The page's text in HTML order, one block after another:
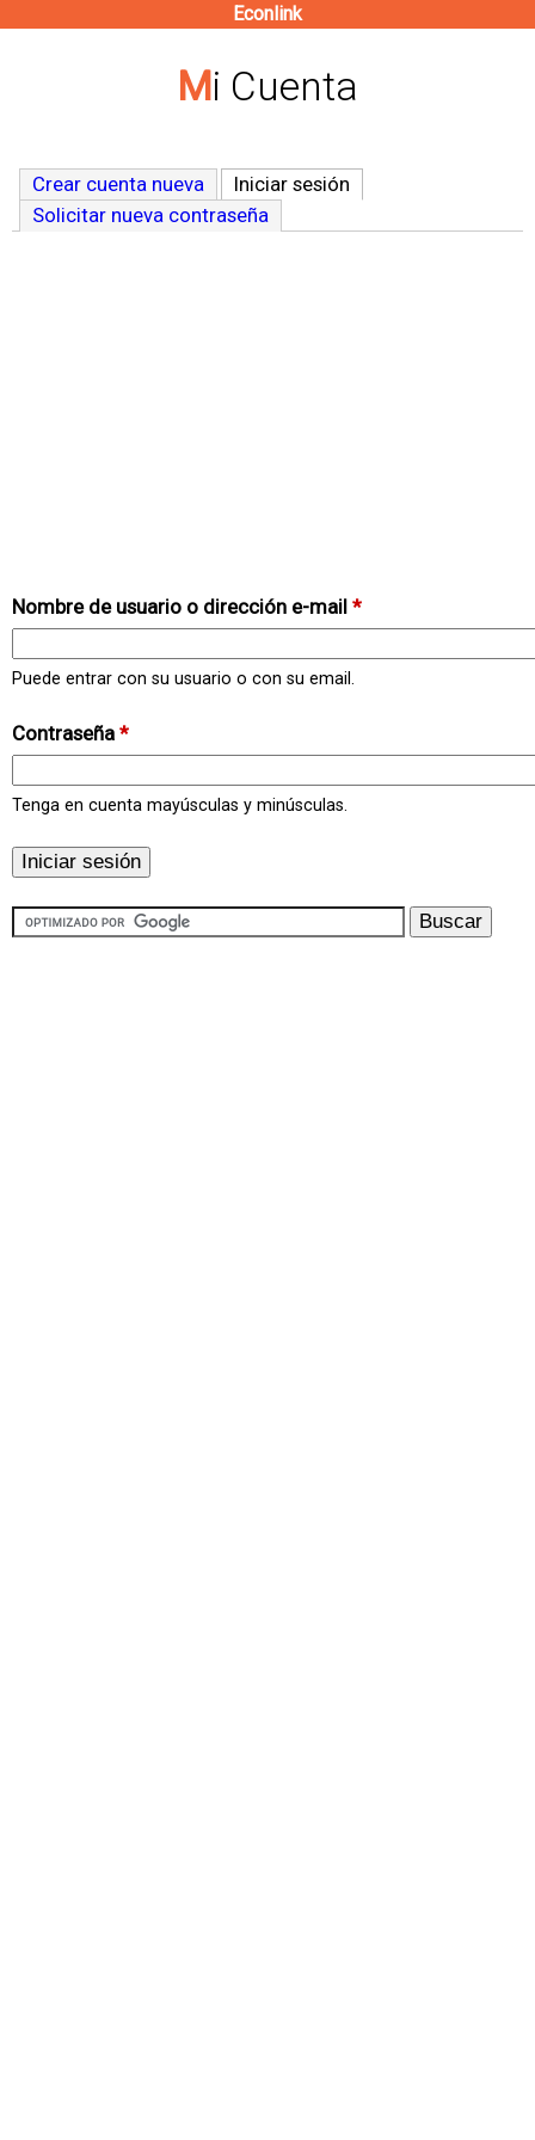
contenido
Econlink
Mi Cuenta
Crear cuenta nueva Iniciar sesión
Solicitar nueva contraseña
Nombre de usuario o dirección e-mail *
Puede entrar con su usuario o con su email.
Contraseña *
Tenga en cuenta mayúsculas y minúsculas.